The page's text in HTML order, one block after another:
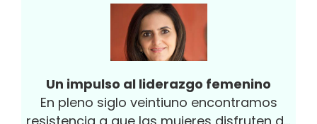
me empujó a dejar mi empleo. Con el
tiempo, me di cuenta de que tenía sesgos
que reafirman la idea equivocada de que
el cuidado de los hijos es una tarea
exclusiva de las madres. Creía, por
ejemplo, que las mujeres éramos igual de
Un impulso al liderazgo femenino
En pleno siglo veintiuno encontramos